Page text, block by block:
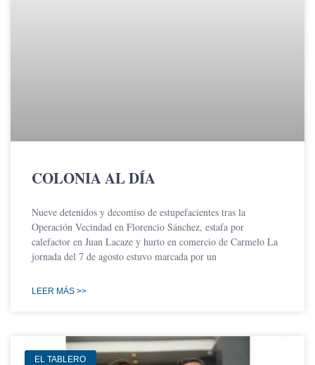
COLONIA AL DÍA
Nueve detenidos y decomiso de estupefacientes tras la
Operación Vecindad en Florencio Sánchez, estafa por
calefactor en Juan Lacaze y hurto en comercio de Carmelo La
jornada del 7 de agosto estuvo marcada por un
LEER MÁS >>
EL TABLERO